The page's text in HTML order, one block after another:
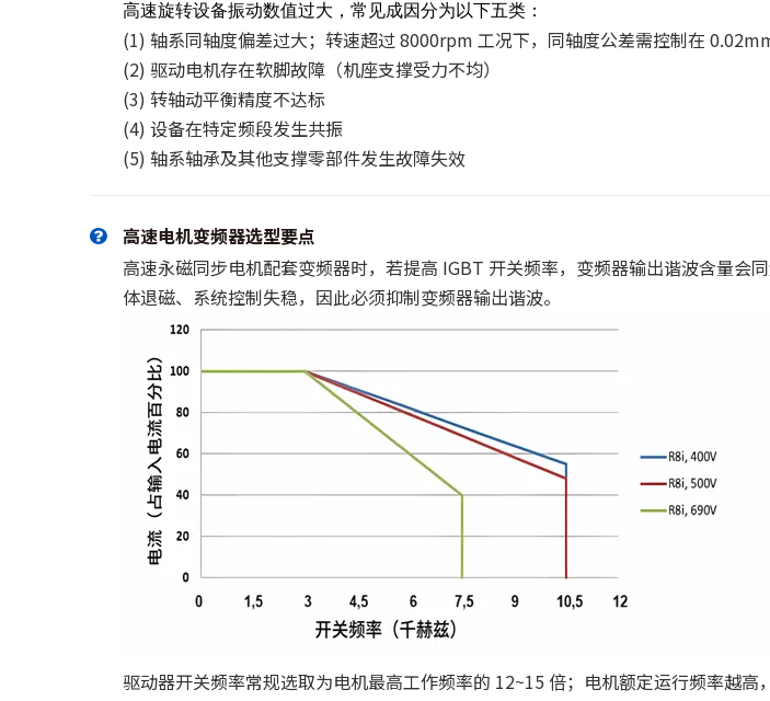
高速旋转设备振动数值过大，常见成因分为以下五类：
(1) 轴系同轴度偏差过大；转速超过 8000rpm 工况下，同轴度公差需控制在
(2) 驱动电机存在软脚故障（机座支撑受力不均）
(3) 转轴动平衡精度不达标
(4) 设备在特定频段发生共振
(5) 轴系轴承及其他支撑零部件发生故障失效
高速电机变频器选型要点
高速永磁同步电机配套变频器时，若提高 IGBT 开关频率，变频器输出谐波含量
体退磁、系统控制失稳，因此必须抑制变频器输出谐波。
驱动器开关频率常规选取为电机最高工作频率的 12~15 倍；电机额定运行频率越高